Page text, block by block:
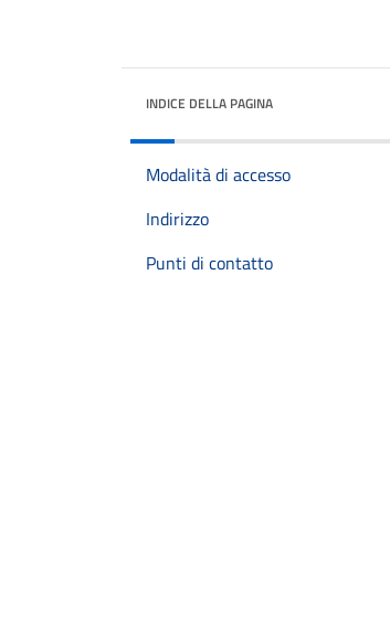
INDICE DELLA PAGINA
Modalità di accesso
Indirizzo
Punti di contatto